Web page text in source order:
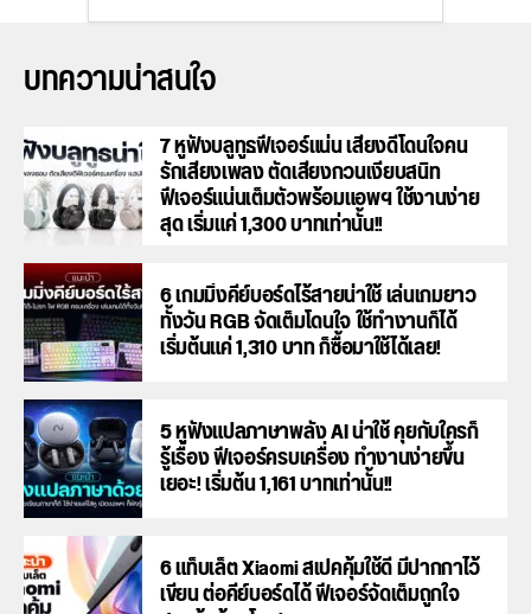
บทความน่าสนใจ
7 หูฟังบลูทูธฟีเจอร์แน่น เสียงดีโดนใจคน
รักเสียงเพลง ตัดเสียงกวนเงียบสนิท
ฟีเจอร์แน่นเต็มตัวพร้อมแอพฯ ใช้งานง่าย
สุด เริ่มแค่ 1,300 บาทเท่านั้น!!
6 เกมมิ่งคีย์บอร์ดไร้สายน่าใช้ เล่นเกมยาว
ทั้งวัน RGB จัดเต็มโดนใจ ใช้ทำงานก็ได้
เริ่มต้นแค่ 1,310 บาท ก็ซื้อมาใช้ได้เลย!
5 หูฟังแปลภาษาพลัง AI น่าใช้ คุยกับใครก็
รู้เรื่อง ฟีเจอร์ครบเครื่อง ทำงานง่ายขึ้น
เยอะ! เริ่มต้น 1,161 บาทเท่านั้น!!
6 แท็บเล็ต Xiaomi สเปคคุ้มใช้ดี มีปากกาไว้
เขียน ต่อคีย์บอร์ดได้ ฟีเจอร์จัดเต็มถูกใจ